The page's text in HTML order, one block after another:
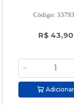
Código:
R$ 43,90
Adicionar